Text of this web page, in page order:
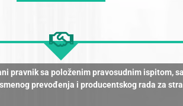
pravnik sa položenim pravosudnim ispitom,
prevođenja i producentskog rada za